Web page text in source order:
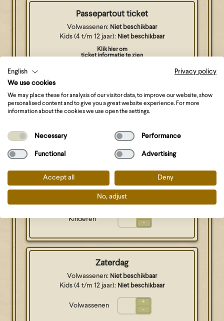
Passepartout ticket
Volwassenen: Niet beschikbaar
Kids (4 t/m 12 jaar): Niet beschikbaar
Klik hier om
ticket informatie te zien
Kinderen
+
-
Vrijdag
Kids (4 t/m 12 jaar):Niet beschikbaar
Volwassenen
+
Kinderen
-
Zaterdag
Volwassenen: Niet beschikbaar
Kids (4 t/m 12 jaar): Niet beschikbaar
Volwassenen
+
-
English
Privacy policy
We use cookies
We may place these for analysis of our visitor data, to improve our website, show
personalised content and to give you a great website experience. For more
information about the cookies we use open the settings.
Necessary Performance
Functional Advertising
Accept all Deny
No, adjust